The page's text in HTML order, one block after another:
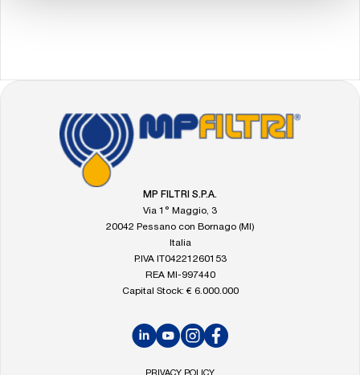
FOOTER
Vai
alla
home
MP FILTRI S.P.A.
Via 1° Maggio, 3
20042 Pessano con Bornago (MI)
Italia
P.IVA IT04221260153
REA MI-997440
Capital Stock: € 6.000.000
LinkedInYouTubeInstagramFacebook